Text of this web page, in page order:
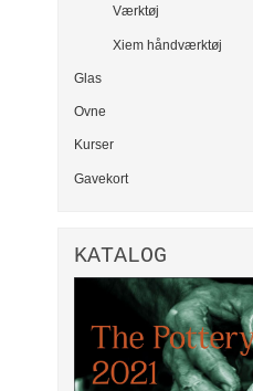
Værktøj
Xiem håndværktøj
Glas
Ovne
Kurser
Gavekort
KATALOG